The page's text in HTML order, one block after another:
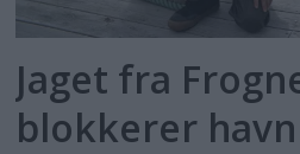
Jaget fra
blokkerer